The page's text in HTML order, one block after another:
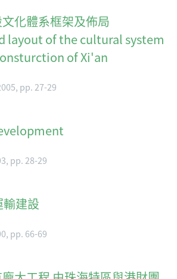
化體系框架及佈局
layout of the cultural system
of Xi'an
pp. 27-29
pp. 28-29
建設
pp. 66-69